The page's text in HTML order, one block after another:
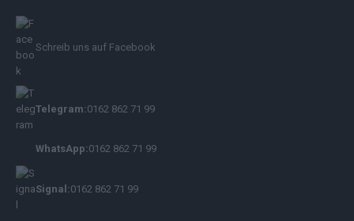
Schreib uns auf Facebook
Telegram:0162 862 71 99
WhatsApp:0162 862 71 99
Signal:0162 862 71 99